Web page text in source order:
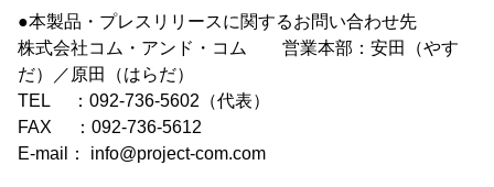
●本製品・プレスリリースに関するお問い合わせ先
株式会社コム・アンド・コム 営業本部：安田（やす
だ）／原田（はらだ）
TEL ：092-736-5602（代表）
FAX ：092-736-5612
E-mail： info@project-com.com